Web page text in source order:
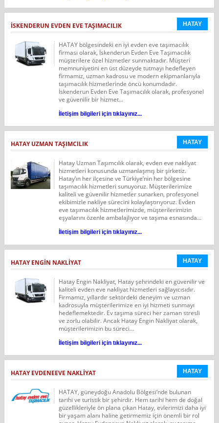
İSKENDERUN EVDEN EVE TAŞIMACILIK HATAY
HATAY bölgesindeki en iyi evden eve taşımacılık
firması olarak, İskenderun Evden Eve Taşımacılık
müşterilere özel hizmetler sunmaktadır. Müşteri
memnuniyetini en üst düzeyde tutmayı hedefleyen
firmamız, uzman kadrosu ve modern ekipmanlarıyla
taşımacılık hizmetlerinde öncü konumdadır.
İskenderun Evden Eve Taşımacılık olarak, profesyonel
ve güvenilir bir hizmet...
İletişim bilgileri için tıklayınız...
HATAY UZMAN TAŞIMCILIK HATAY
Hatay Uzman Taşımcılık olarak, evden eve nakliyat
hizmetleri konusunda uzmanlaşmış bir şirketiz.
Hatay’ın her ilçesine ve Türkiye’nin her bölgesine
taşımacılık hizmetleri sunuyoruz. Müşterilerimize
kaliteli ve güvenilir hizmetler sunarken, profesyonel
ekibimizle nakliye sürecini kolaylaştırıyoruz. Evden
eve taşımacılık hizmetlerimizde, müşterilerimizin
eşyalarını özenle ambalajlıyor ve taşıma esnasında...
İletişim bilgileri için tıklayınız...
HATAY ENGİN NAKLIYAT HATAY
Hatay Engin Nakliyat, Hatay şehrindeki en güvenilir ve
kaliteli evden eve nakliyat hizmetleri sağlayıcısıdır.
Firmamız, yıllardır sektördeki deneyim ve uzman
kadrosuyla müşterilerimize en iyi hizmeti sunmayı
hedeflemektedir. Ev taşıma süreci her zaman stresli
ve zorlu olabilir. Ancak Hatay Engin Nakliyat olarak,
müşterilerimizin bu süreci...
İletişim bilgileri için tıklayınız...
HATAY EVDENEEVE NAKLIYAT HATAY
HATAY, güneydoğu Anadolu Bölgesi’nde bulunan
tarihi ve turistik bir şehirdir. Hem tarihi hem de doğal
güzellikleriyle ön plana çıkan Hatay, evlerimizi daha iyi
bir yaşam alanı haline getirmemiz için önemli bir rol